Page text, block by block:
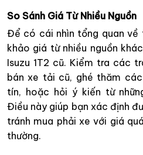
So Sánh Giá Từ Nhiều Nguồn
Để có cái nhìn tổng quan về
khảo giá từ nhiều nguồn
Isuzu 1T2 cũ. Kiểm tra các
bán xe tải cũ, ghé thăm các
tín, hoặc hỏi ý kiến từ
Điều này giúp bạn xác định
tránh mua phải xe với giá
thường.